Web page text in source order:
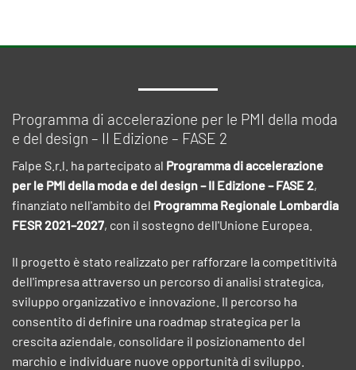
Programma di accelerazione per le PMI della moda
e del design – II Edizione – FASE 2
Falpe S.r.l. ha partecipato al Programma di accelerazione
per le PMI della moda e del design – II Edizione – FASE 2,
finanziato nell'ambito del Programma Regionale Lombardia
FESR 2021–2027, con il sostegno dell'Unione Europea.
Il progetto è stato realizzato per rafforzare la competitività
dell'impresa attraverso un percorso di analisi strategica,
sviluppo organizzativo e innovazione. Il percorso ha
consentito di definire una roadmap strategica per la
crescita aziendale, consolidare il posizionamento del
marchio e individuare nuove opportunità di sviluppo.